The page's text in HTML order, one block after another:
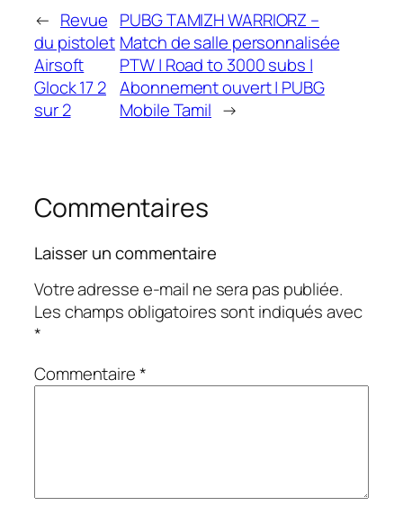
← Revue
du pistolet
Airsoft
Glock 17 2
sur 2
PUBG TAMIZH WARRIORZ –
Match de salle personnalisée
PTW | Road to 3000 subs |
Abonnement ouvert | PUBG
Mobile Tamil →
Commentaires
Laisser un commentaire
Votre adresse e-mail ne sera pas publiée.
Les champs obligatoires sont indiqués avec
*
Commentaire*